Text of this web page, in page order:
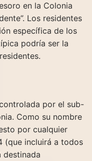
en la Colonia
Los residentes
específica de los
podría ser la
por el sub-
Como su nombre
por cualquier
(que incluirá a todos
destinada